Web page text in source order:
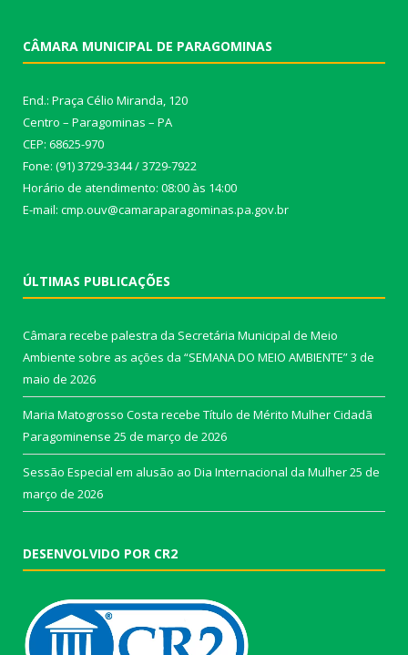
CÂMARA MUNICIPAL DE PARAGOMINAS
End.: Praça Célio Miranda, 120
Centro – Paragominas – PA
CEP: 68625-970
Fone: (91) 3729-3344 / 3729-7922
Horário de atendimento: 08:00 às 14:00
E-mail: cmp.ouv@camaraparagominas.pa.gov.br
ÚLTIMAS PUBLICAÇÕES
Câmara recebe palestra da Secretária Municipal de Meio
Ambiente sobre as ações da “SEMANA DO MEIO AMBIENTE”3 de
maio de 2026
Maria Matogrosso Costa recebe Título de Mérito Mulher Cidadã
Paragominense 25 de março de 2026
Sessão Especial em alusão ao Dia Internacional da Mulher25 de
março de 2026
DESENVOLVIDO POR CR2